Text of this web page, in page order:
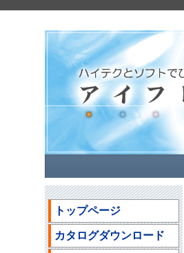
トップページ
カタログダウンロード